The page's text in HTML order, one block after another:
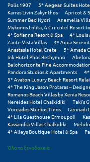
Χαλκίδα
Χαλκιδική
Χανιά
Χερσόνησος
Χερσόνησος Άθως
Χίος
Χράνοι Μεσσηνίας
Polis 1907
5* Aegean Suites
Karras Livin Zakynthos
Apricot &
Summer Bed Nydri
Anemelia
Mykonos Lolita, A Grecotel Resort
4* Sofianna Resort & Spa
4* Louis
Zante Vista Villas
4* Aqua
Anastasia Hotel Crete
5* Amada
Ink Hotel Phos Rethymno
Belohorizonte Fine
Pandora Studios & Apartments
4*
5* Avaton Luxury Beach Resort
4* The King Jason Protaras –
Romanos Beach Villas by Xenia
Nereides Hotel Chalkidiki
Taki's
Voreades Studios Tinos
Gennadi
4* Lila Guesthouse Ermoupoli
Kassandra Villas Chalkidiki
4* Alleys Boutique Hotel & Spa
Όλα τα ξενοδοχεία